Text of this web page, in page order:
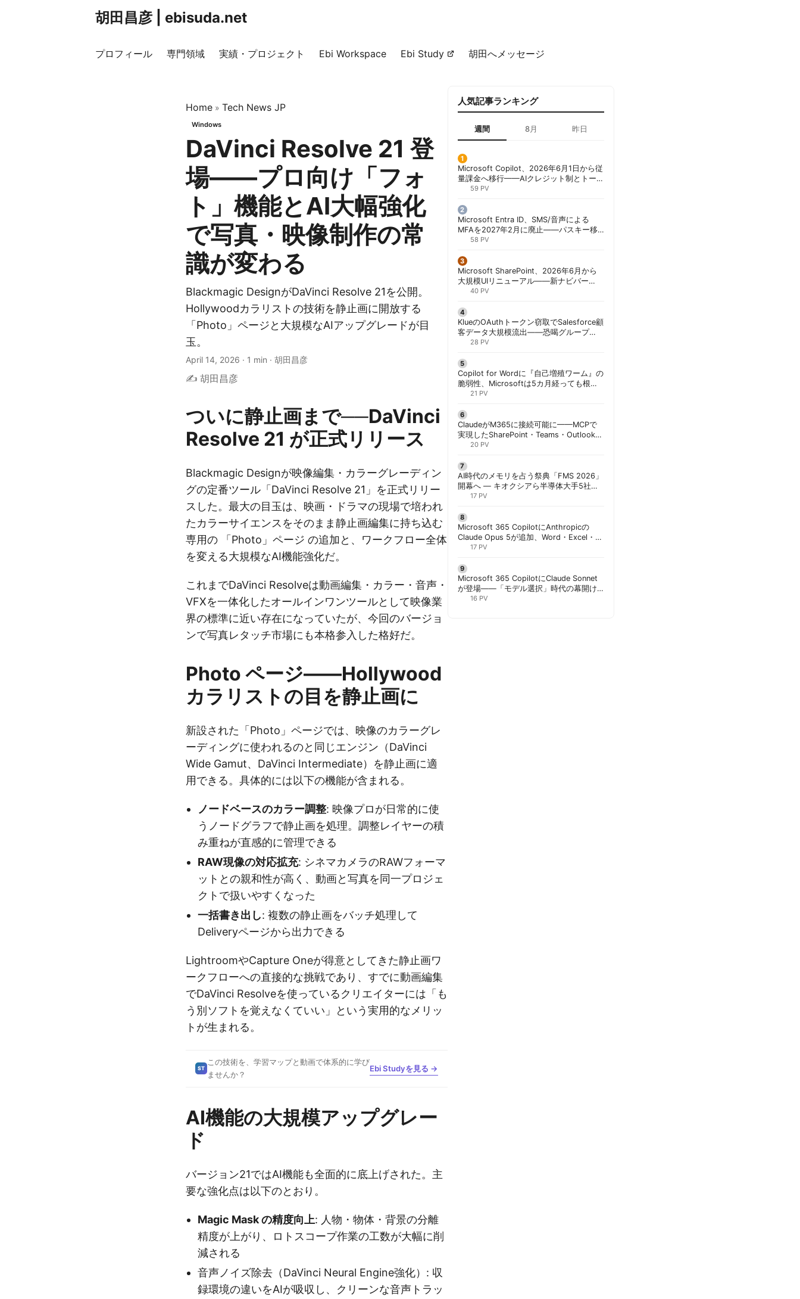
胡田昌彦 | ebisuda.net
プロフィール 専門領域 実績・プロジェクト Ebi Workspace Ebi Study 胡田へメッセージ
Home » Tech News JP
Windows
DaVinci Resolve 21 登
場——プロ向け「フォ
ト」機能とAI大幅強化
で写真・映像制作の常
識が変わる
Blackmagic DesignがDaVinci Resolve 21を公開。
Hollywoodカラリストの技術を静止画に開放する
「Photo」ページと大規模なAIアップグレードが目
玉。
April 14, 2026 · 1 min · 胡田昌彦
✍️ 胡田昌彦
ついに静止画まで──DaVinci
Resolve 21 が正式リリース
Blackmagic Designが映像編集・カラーグレーディン
グの定番ツール「DaVinci Resolve 21」を正式リリー
スした。最大の目玉は、映画・ドラマの現場で培われ
たカラーサイエンスをそのまま静止画編集に持ち込む
専用の 「Photo」ページ の追加と、ワークフロー全体
を変える大規模なAI機能強化だ。
これまでDaVinci Resolveは動画編集・カラー・音声・
VFXを一体化したオールインワンツールとして映像業
界の標準に近い存在になっていたが、今回のバージョ
ンで写真レタッチ市場にも本格参入した格好だ。
Photo ページ——Hollywood
カラリストの目を静止画に
新設された「Photo」ページでは、映像のカラーグレ
ーディングに使われるのと同じエンジン（DaVinci
Wide Gamut、DaVinci Intermediate）を静止画に適
用できる。具体的には以下の機能が含まれる。
ノードベースのカラー調整: 映像プロが日常的に使
うノードグラフで静止画を処理。調整レイヤーの積
み重ねが直感的に管理できる
RAW現像の対応拡充: シネマカメラのRAWフォーマ
ットとの親和性が高く、動画と写真を同一プロジェ
クトで扱いやすくなった
一括書き出し: 複数の静止画をバッチ処理して
Deliveryページから出力できる
LightroomやCapture Oneが得意としてきた静止画ワ
ークフローへの直接的な挑戦であり、すでに動画編集
でDaVinci Resolveを使っているクリエイターには「も
う別ソフトを覚えなくていい」という実用的なメリッ
トが生まれる。
ST
この技術を、学習マップと動画で体系的に学び
ませんか？
Ebi Studyを見る →
AI機能の大規模アップグレー
ド
バージョン21ではAI機能も全面的に底上げされた。主
要な強化点は以下のとおり。
Magic Mask の精度向上: 人物・物体・背景の分離
精度が上がり、ロトスコープ作業の工数が大幅に削
減される
音声ノイズ除去（DaVinci Neural Engine強化）: 収
録環境の違いをAIが吸収し、クリーンな音声トラッ
人気記事ランキング
週間 8月 昨日
Microsoft Copilot、2026年6月1日から従
量課金へ移行——AIクレジット制とトーク
ンコストで「メーターショック」を回避
59 PV
Microsoft Entra ID、SMS/音声による
MFAを2027年2月に廃止——パスキー移
行が既定に | 胡田昌彦
58 PV
Microsoft SharePoint、2026年6月から
大規模UIリニューアル——新ナビバー
「Discover/Publish/Build」とAI機能を段
40 PV
KlueのOAuthトークン窃取でSalesforce顧
客データ大規模流出——恐喝グループ
「Icarus」が犯行声明 | 胡田昌彦
28 PV
Copilot for Wordに『自己増殖ワーム』の
脆弱性、Microsoftは5カ月経っても根本
対策できず | 胡田昌彦
21 PV
ClaudeがM365に接続可能に——MCPで
実現したSharePoint・Teams・Outlook連
携、セキュリティと実務への影響を読み
20 PV
AI時代のメモリを占う祭典「FMS 2026」
開幕へ ― キオクシアら半導体大手5社が
基調講演に集結 | 胡田昌彦
17 PV
Microsoft 365 CopilotにAnthropicの
Claude Opus 5が追加、Word・Excel・
PowerPointで選択可能に | 胡田昌彦
17 PV
Microsoft 365 CopilotにClaude Sonnet
が登場——「モデル選択」時代の幕開け
と管理者が知るべき注意点 | 胡田昌彦
16 PV